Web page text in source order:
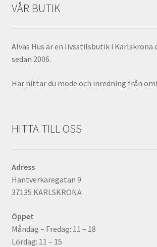
VÅR BUTIK
Alvas Hus är en livsstilsbutik i Karlskrona
sedan 2006.
Här hittar du mode och inredning från
HITTA TILL OSS
Adress
Hantverkaregatan 9
37135 KARLSKRONA
Öppet
Måndag – Fredag: 11 – 18
Lördag: 11 – 15